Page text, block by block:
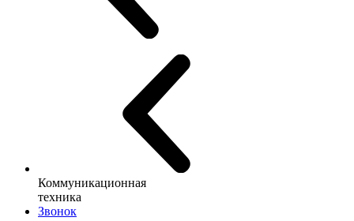
Коммуникационная
техника
Звонок